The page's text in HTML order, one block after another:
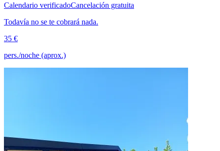
Calendario verificadoCancelación gratuita
Todavía no se te cobrará nada.
35 €
pers./noche (aprox.)